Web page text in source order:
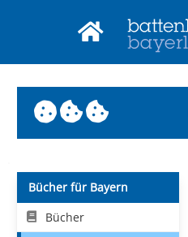
Bücher für Bayern
Bücher